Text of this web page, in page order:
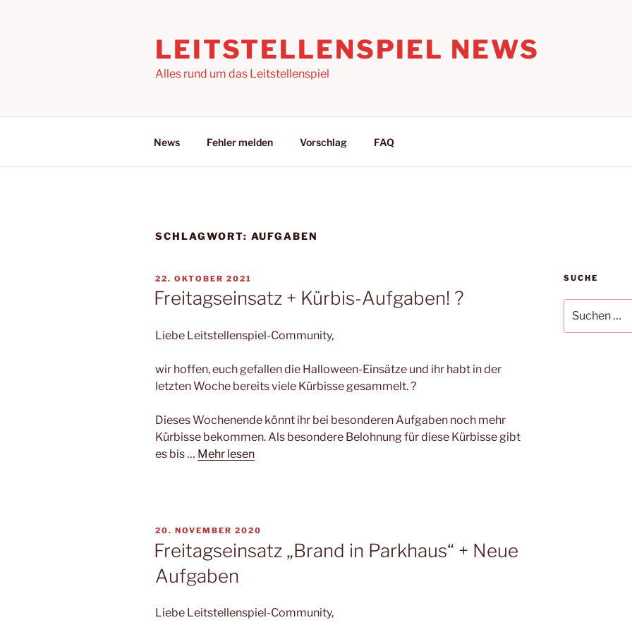
LEITSTELLENSPIEL NEWS
Alles rund um das Leitstellenspiel
News Fehler melden Vorschlag FAQ
SCHLAGWORT: AUFGABEN
VERÖFFENTLICHT
AM
22. OKTOBER 2021
Freitagseinsatz + Kürbis-Aufgaben! ?
Liebe Leitstellenspiel-Community,
wir hoffen, euch gefallen die Halloween-Einsätze und ihr habt in der
letzten Woche bereits viele Kürbisse gesammelt. ?
Dieses Wochenende könnt ihr bei besonderen Aufgaben noch mehr
Kürbisse bekommen. Als besondere Belohnung für diese Kürbisse gibt
es bis … Mehr lesen
VERÖFFENTLICHT
20. NOVEMBER 2020
Freitagseinsatz „Brand in Parkhaus“ + Neue
Aufgaben
Liebe Leitstellenspiel-Community,
SUCHE
nach: